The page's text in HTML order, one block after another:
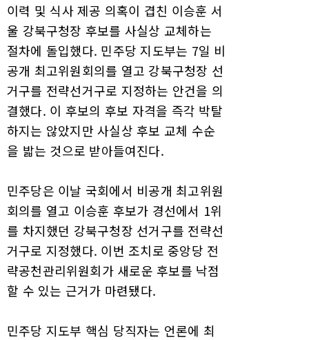
이력 및 식사 제공 의혹이 겹친 이승훈 서
울 강북구청장 후보를 사실상 교체하는
절차에 돌입했다. 민주당 지도부는 7일 비
공개 최고위원회의를 열고 강북구청장 선
거구를 전략선거구로 지정하는 안건을 의
결했다. 이 후보의 후보 자격을 즉각 박탈
하지는 않았지만 사실상 후보 교체 수순
을 밟는 것으로 받아들여진다.
민주당은 이날 국회에서 비공개 최고위원
회의를 열고 이승훈 후보가 경선에서 1위
를 차지했던 강북구청장 선거구를 전략선
거구로 지정했다. 이번 조치로 중앙당 전
략공천관리위원회가 새로운 후보를 낙점
할 수 있는 근거가 마련됐다.
민주당 지도부 핵심 당직자는 언론에 최